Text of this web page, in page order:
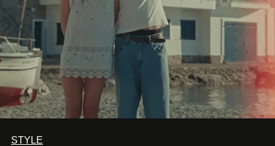
STYLE